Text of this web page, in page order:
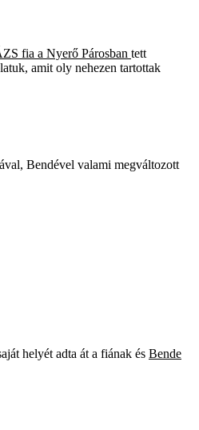
fia a Nyerő Párosban tett
amit oly nehezen tartottak
Bendével valami megváltozott
helyét adta át a fiának és Bende